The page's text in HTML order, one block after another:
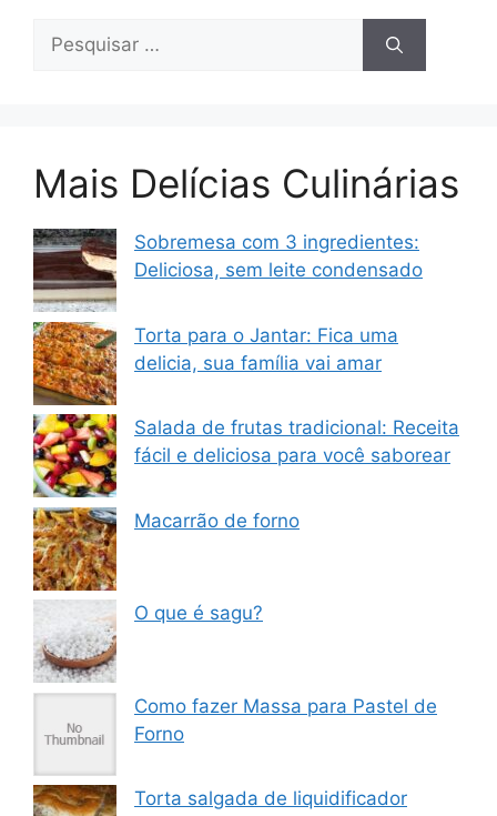
Pesquisar
Mais Delícias Culinárias
Sobremesa com 3 ingredientes:
Deliciosa, sem leite condensado
Torta para o Jantar: Fica uma
delicia, sua família vai amar
Salada de frutas tradicional: Receita
fácil e deliciosa para você saborear
Macarrão de forno
O que é sagu?
Como fazer Massa para Pastel de
Forno
Torta salgada de liquidificador